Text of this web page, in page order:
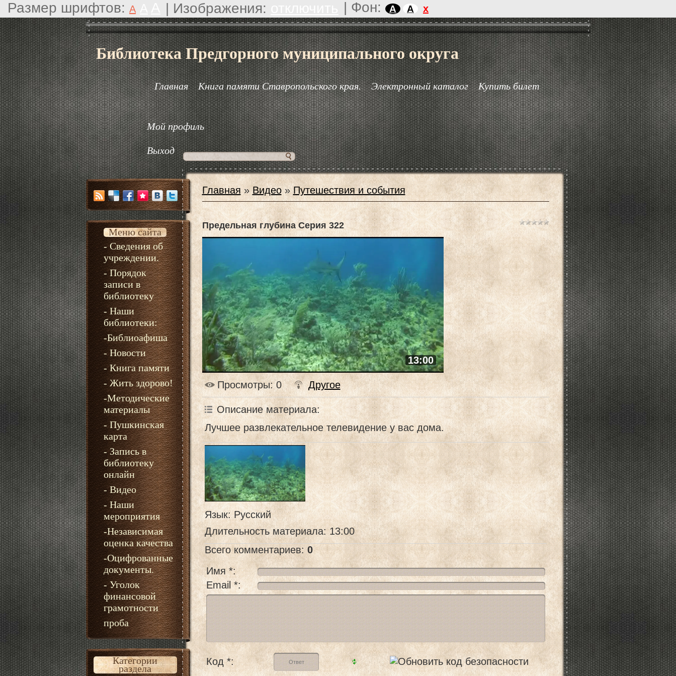
Размер шрифтов: A | Изображения: | Фон: A A x
Библиотека Предгорного муниципального округа
Главная Книга памяти Ставропольского края. Электронный каталог Купить билет
Мой профиль
Выход
Меню сайта
- Сведения об
учреждении.
- Порядок
записи в
библиотеку
- Наши
библиотеки:
-Библиоафиша
- Новости
- Книга памяти
- Жить здорово!
-Методические
материалы
- Пушкинская
карта
- Запись в
библиотеку
онлайн
- Видео
- Наши
мероприятия
-Независимая
оценка качества
-Оцифрованные
документы.
- Уголок
финансовой
грамотности
проба
Категории
раздела
Главная »Видео» Путешествия и события
Предельная глубина Серия 322
13:00
Просмотры: 0 Другое
Описание материала:
Лучшее развлекательное телевидение у вас дома.
Язык: Русский
Длительность материала: 13:00
Всего комментариев: 0
Имя *:
Email *:
Код *: